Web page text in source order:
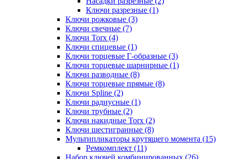
Ключи разрезные (1)
Ключи рожковые (3)
Ключи свечные (7)
Ключи Torx (4)
Ключи спицевые (1)
Ключи торцевые Г-образные (3)
Ключи торцевые шарнирные (1)
Ключи разводные (8)
Ключи торцевые прямые (8)
Ключи Spline (2)
Ключи радиусные (1)
Ключи трубные (2)
Ключи накидные Torx (2)
Ключи шестигранные (8)
Мультипликаторы крутящего момента (15)
Ремкомплект (11)
Набор ключей комбинированных (26)